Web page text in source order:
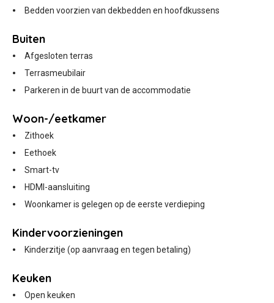
Bedden voorzien van dekbedden en hoofdkussens
Buiten
Afgesloten terras
Terrasmeubilair
Parkeren in de buurt van de accommodatie
Woon-/eetkamer
Zithoek
Eethoek
Smart-tv
HDMI-aansluiting
Woonkamer is gelegen op de eerste verdieping
Kindervoorzieningen
Kinderzitje (op aanvraag en tegen betaling)
Keuken
Open keuken